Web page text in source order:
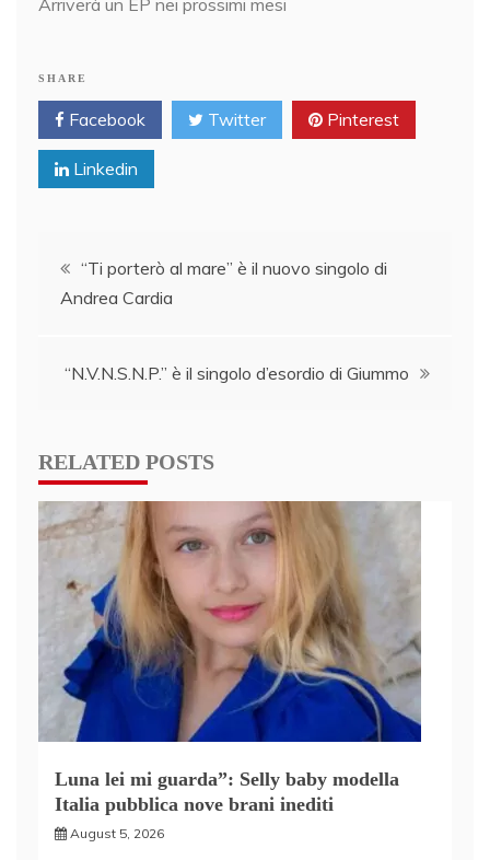
SHARE
Facebook Twitter Pinterest
Linkedin
Post“Ti porterò al mare” è il nuovo singolo di
Andrea Cardia
“N.V.N.S.N.P.” è il singolo d’esordio di Giummo
RELATED POSTS
Luna lei mi guarda”: Selly baby modella
Italia pubblica nove brani inediti
August 5, 2026